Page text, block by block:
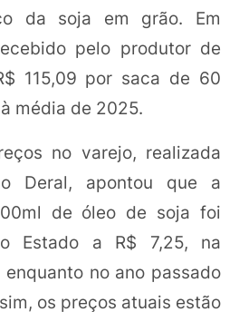
da soja em grão. Em
pelo produtor de
115,09 por saca de 60
média de 2025.
no varejo, realizada
Deral, apontou que a
de óleo de soja foi
Estado a R$ 7,25, na
no ano passado
os preços atuais estão